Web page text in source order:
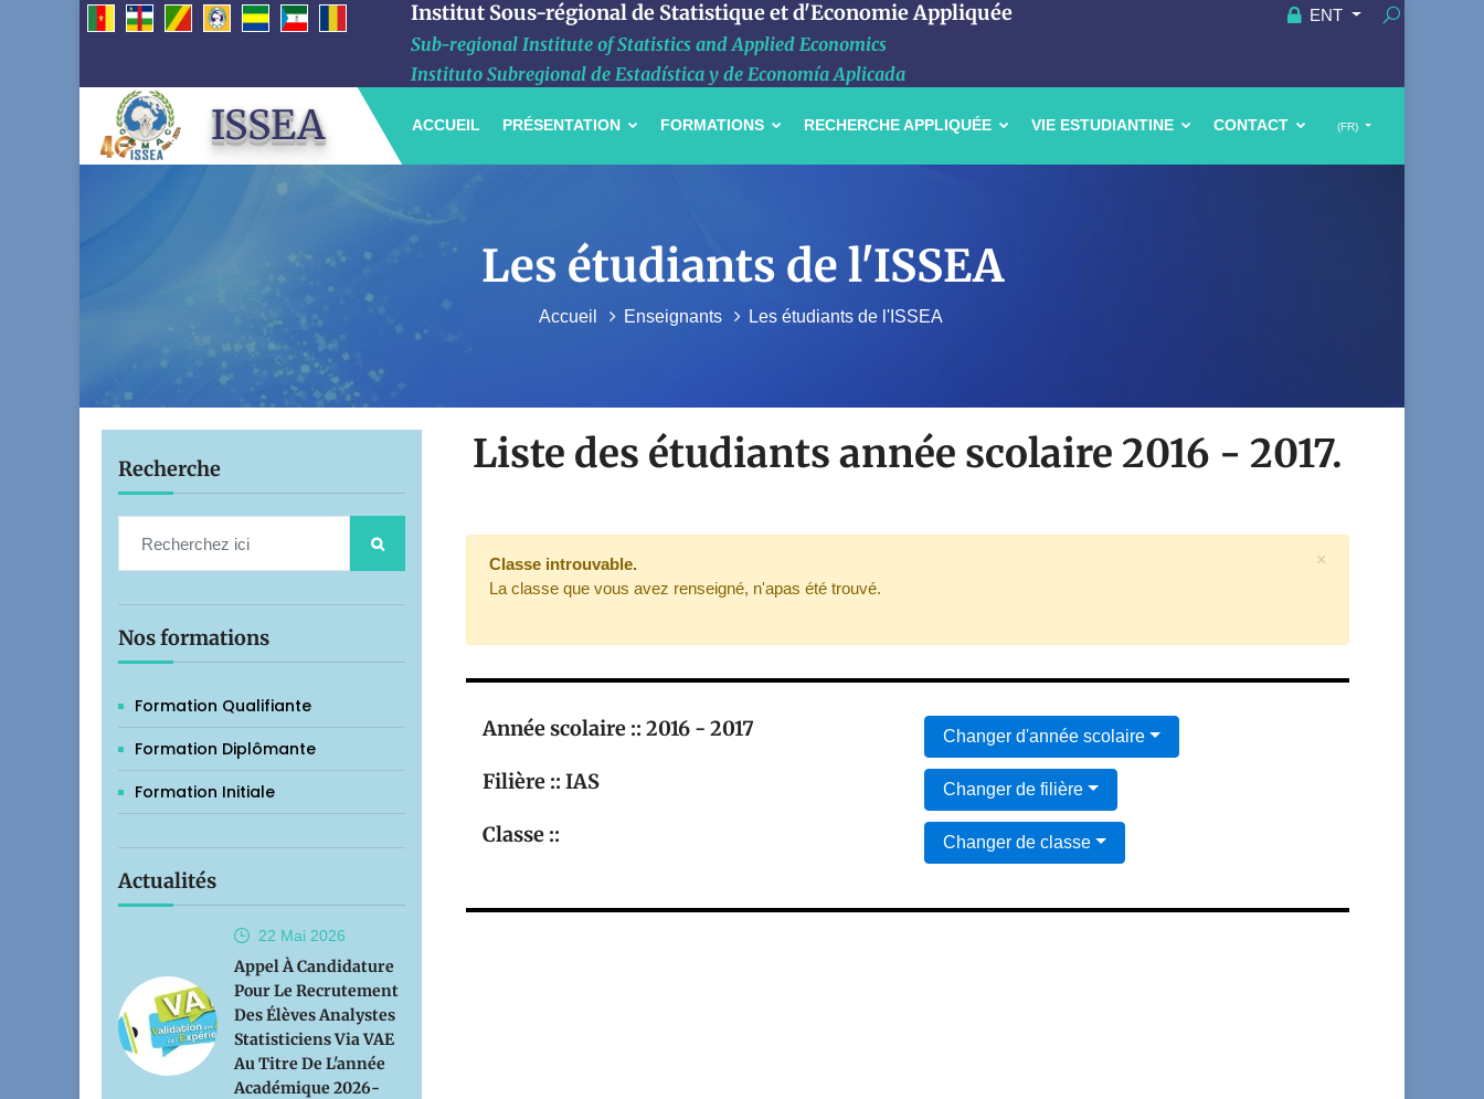
Institut Sous-régional de Statistique et d'Economie Appliquée
Sub-regional Institute of Statistics and Applied Economics
Instituto Subregional de Estadística y de Economía Aplicada
ENT
ISSEA (FR)
ACCUEIL PRÉSENTATION FORMATIONS RECHERCHE APPLIQUÉE VIE ESTUDIANTINE CONTACT
Les étudiants de l'ISSEA
Accueil Enseignants Les étudiants de l'ISSEA
Recherche
Nos formations
Formation Qualifiante
Formation Diplômante
Formation Initiale
Actualités
22 Mai 2026
Appel À Candidature
Pour Le Recrutement
Des Élèves Analystes
Statisticiens Via VAE
Au Titre De L'année
Académique 2026-
Liste des étudiants année scolaire 2016 - 2017.
Classe introuvable.
La classe que vous avez renseigné, n'apas été trouvé.
×
Année scolaire :: 2016 - 2017 Changer d'année scolaire
Filière :: IAS Changer de filière
Classe :: Changer de classe